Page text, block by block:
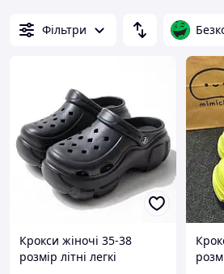
Фільтри
Крокси жіночі 35-38
розмір літні легкі